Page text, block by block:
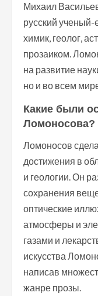
Михаил
русский ученый-
химик, геолог,
прозаиком.
на развитие
но и во всем
Какие были
Ломоносова?
Ломоносов
достижения в
и геологии. Он
сохранения
оптические
атмосферы и
газами и
искусства
написав
жанре прозы.